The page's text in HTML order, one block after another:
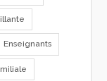
Enseignants